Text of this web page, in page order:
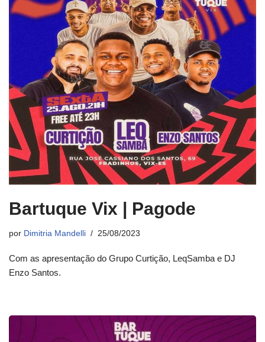
Bartuque Vix | Pagode
por Dimitria Mandelli 25/08/2023
Com as apresentação do Grupo Curtição, LeqSamba e DJ
Enzo Santos.